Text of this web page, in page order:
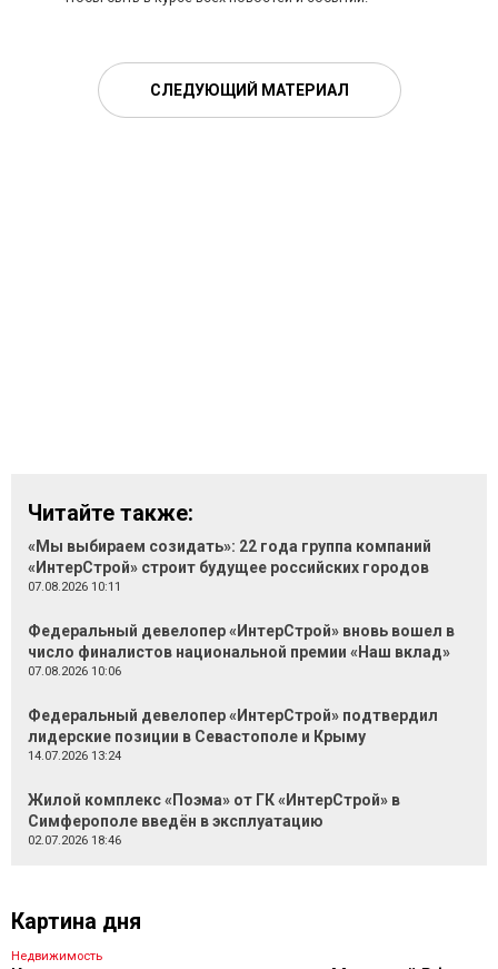
СЛЕДУЮЩИЙ МАТЕРИАЛ
Читайте также:
«Мы выбираем созидать»: 22 года группа компаний
«ИнтерСтрой» строит будущее российских городов
07.08.2026 10:11
Федеральный девелопер «ИнтерСтрой» вновь вошел в
число финалистов национальной премии «Наш вклад»
07.08.2026 10:06
Федеральный девелопер «ИнтерСтрой» подтвердил
лидерские позиции в Севастополе и Крыму
14.07.2026 13:24
Жилой комплекс «Поэма» от ГК «ИнтерСтрой» в
Симферополе введён в эксплуатацию
02.07.2026 18:46
Картина дня
Недвижимость